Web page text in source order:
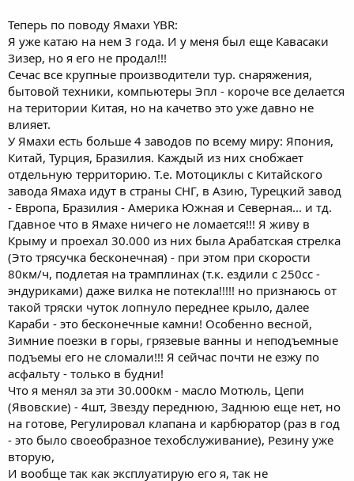
Теперь по поводу Ямахи YBR:
Я уже катаю на нем 3 года. И у меня был еще Кавасаки
Зизер, но я его не продал!!!
Сечас все крупные производители тур. снаряжения,
бытовой техники, компьютеры Эпл - короче все делается
на територии Китая, но на качетво это уже давно не
влияет.
У Ямахи есть больше 4 заводов по всему миру: Япония,
Китай, Турция, Бразилия. Каждый из них снобжает
отдельную территорию. Т.е. Мотоциклы с Китайского
завода Ямаха идут в страны СНГ, в Азию, Турецкий завод
- Европа, Бразилия - Америка Южная и Северная... и тд.
Гдавное что в Ямахе ничего не ломается!!! Я живу в
Крыму и проехал 30.000 из них была Арабатская стрелка
(Это трясучка бесконечная) - при этом при скорости
80км/ч, подлетая на трамплинах (т.к. ездили с 250сс -
эндуриками) даже вилка не потекла!!!!! но признаюсь от
такой тряски чуток лопнуло переднее крыло, далее
Караби - это бесконечные камни! Особенно весной,
Зимние поезки в горы, грязевые ванны и неподъемные
подъемы его не сломали!!! Я сейчас почти не езжу по
асфальту - только в будни!
Что я менял за эти 30.000км - масло Мотюль, Цепи
(Явовские) - 4шт, Звезду переднюю, Заднюю еще нет, но
на готове, Регулировал клапана и карбюратор (раз в год
- это было своеобразное техобслуживание), Резину уже
вторую,
И вообще так как эксплуатирую его я, так не